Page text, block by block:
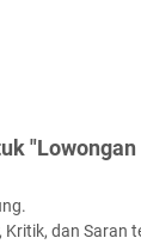
Kritik, dan Saran